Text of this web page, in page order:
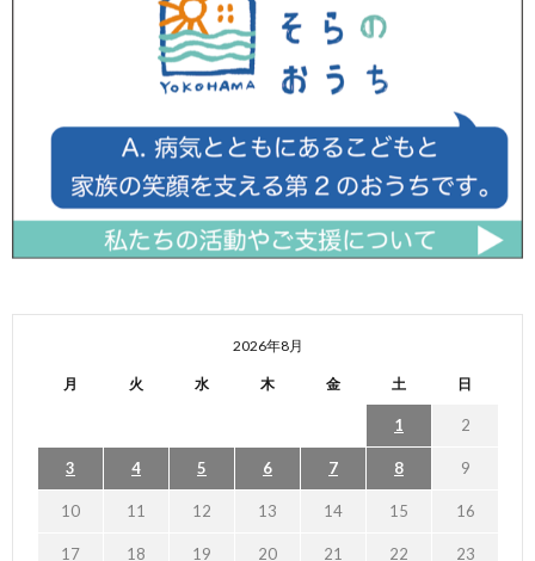
2026年8月
月 火 水 木 金 土 日
1 2
3 4 5 6 7 8 9
10 11 12 13 14 15 16
17 18 19 20 21 22 23